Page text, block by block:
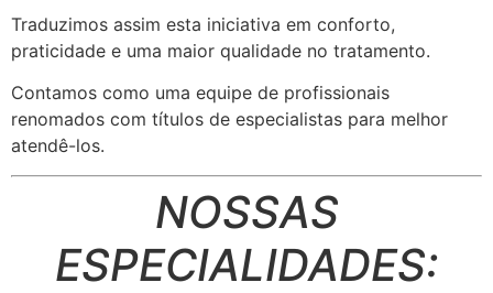
Traduzimos assim esta iniciativa em conforto,
praticidade e uma maior qualidade no tratamento.
Contamos como uma equipe de profissionais
renomados com títulos de especialistas para melhor
atendê-los.
NOSSAS
ESPECIALIDADES: